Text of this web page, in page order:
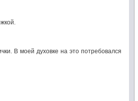
В моей духовке на это потребовался